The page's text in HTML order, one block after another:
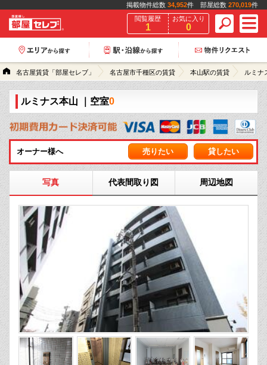
掲載物件総数 34,952件 部屋総数 270,019件
閲覧履歴
1
お気に入り
0
名古屋賃貸「部屋セレブ」 名古屋市千種区の賃貸 本山駅の賃貸 ルミナ
ルミナス本山 ｜空室0
オーナー様へ 売りたい 貸したい
写真 代表間取り図 周辺地図